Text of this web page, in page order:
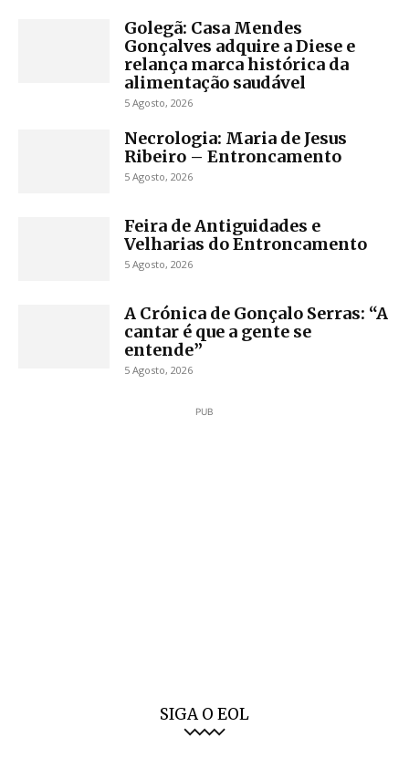
Golegã: Casa Mendes
Gonçalves adquire a Diese e
relança marca histórica da
alimentação saudável
5 Agosto, 2026
Necrologia: Maria de Jesus
Ribeiro – Entroncamento
5 Agosto, 2026
Feira de Antiguidades e
Velharias do Entroncamento
5 Agosto, 2026
A Crónica de Gonçalo Serras: “A
cantar é que a gente se
entende”
5 Agosto, 2026
PUB
SIGA O EOL